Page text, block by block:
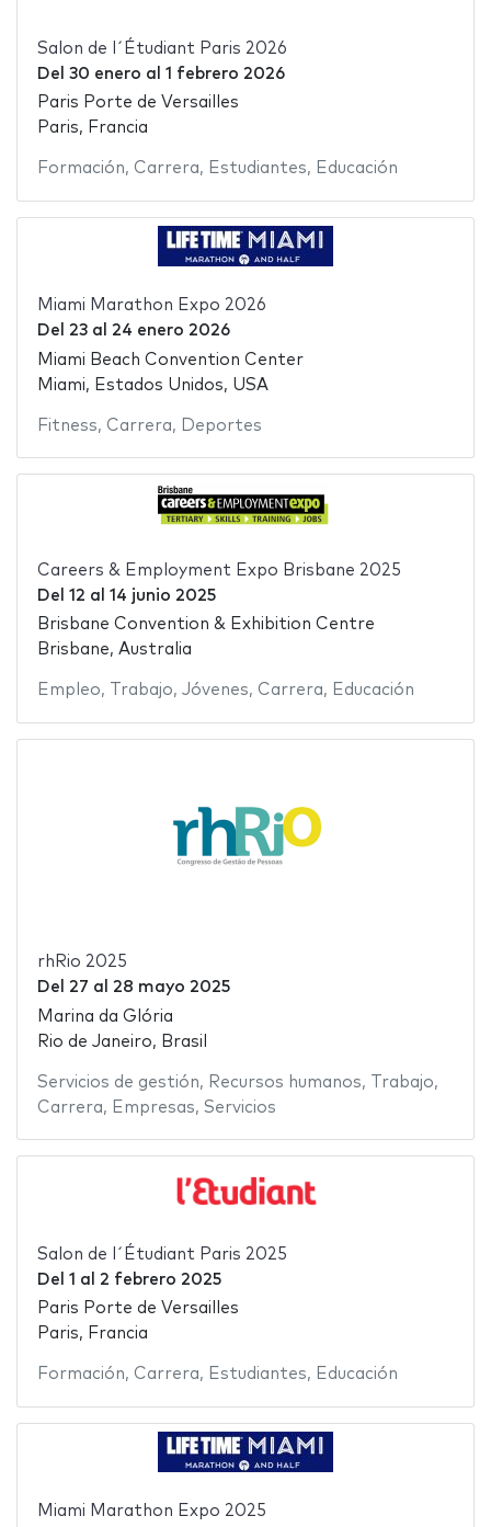
Salon de l´Étudiant Paris 2026
Del 30 enero al 1 febrero 2026
Paris Porte de Versailles
Paris, Francia
Formación, Carrera, Estudiantes, Educación
Miami Marathon Expo 2026
Del 23al 24 enero 2026
Miami Beach Convention Center
Miami, Estados Unidos, USA
Fitness, Carrera, Deportes
Careers & Employment Expo Brisbane 2025
Del 12 al 14 junio 2025
Brisbane Convention & Exhibition Centre
Brisbane, Australia
Empleo, Trabajo, Jóvenes, Carrera, Educación
rhRio 2025
Del 27 al 28 mayo 2025
Marina da Glória
Rio de Janeiro, Brasil
Servicios de gestión, Recursos humanos, Trabajo,
Carrera, Empresas, Servicios
Salon de l´Étudiant Paris 2025
Del 1 al 2 febrero 2025
Paris Porte de Versailles
Paris, Francia
Formación, Carrera, Estudiantes, Educación
Miami Marathon Expo 2025